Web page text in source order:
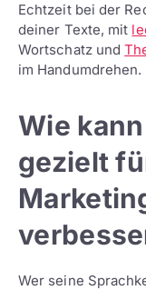
Echtzeit bei der
deiner Texte, mit
Wortschatz und
im Handumdrehen.
Wie
gezielt
Wer seine